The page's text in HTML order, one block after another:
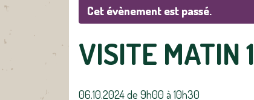
Cet évènement est passé.
VISITE MATIN 1
06.10.2024 de 9h00 à 10h30